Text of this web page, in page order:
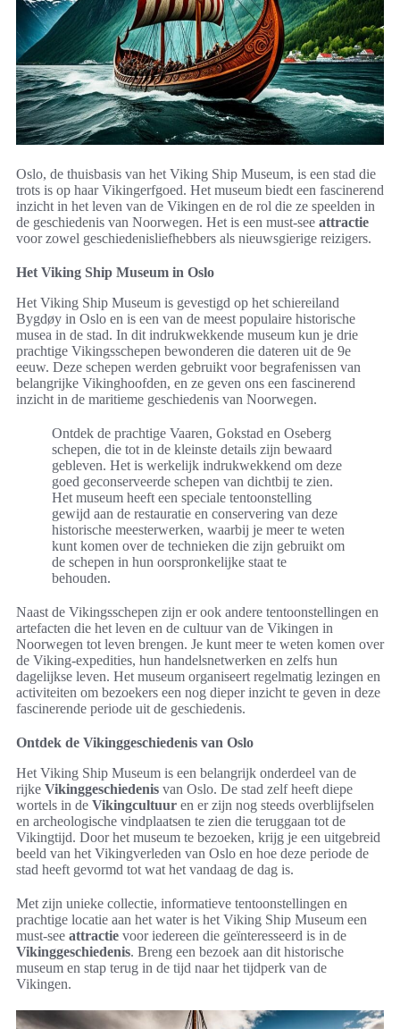
Oslo, de thuisbasis van het Viking Ship Museum, is een stad die
trots is op haar Vikingerfgoed. Het museum biedt een fascinerend
inzicht in het leven van de Vikingen en de rol die ze speelden in
de geschiedenis van Noorwegen. Het is een must-see attractie
voor zowel geschiedenisliefhebbers als nieuwsgierige reizigers.
Het Viking Ship Museum in Oslo
Het Viking Ship Museum is gevestigd op het schiereiland
Bygdøy in Oslo en is een van de meest populaire historische
musea in de stad. In dit indrukwekkende museum kun je drie
prachtige Vikingsschepen bewonderen die dateren uit de 9e
eeuw. Deze schepen werden gebruikt voor begrafenissen van
belangrijke Vikinghoofden, en ze geven ons een fascinerend
inzicht in de maritieme geschiedenis van Noorwegen.
Ontdek de prachtige Vaaren, Gokstad en Oseberg
schepen, die tot in de kleinste details zijn bewaard
gebleven. Het is werkelijk indrukwekkend om deze
goed geconserveerde schepen van dichtbij te zien.
Het museum heeft een speciale tentoonstelling
gewijd aan de restauratie en conservering van deze
historische meesterwerken, waarbij je meer te weten
kunt komen over de technieken die zijn gebruikt om
de schepen in hun oorspronkelijke staat te
behouden.
Naast de Vikingsschepen zijn er ook andere tentoonstellingen en
artefacten die het leven en de cultuur van de Vikingen in
Noorwegen tot leven brengen. Je kunt meer te weten komen over
de Viking-expedities, hun handelsnetwerken en zelfs hun
dagelijkse leven. Het museum organiseert regelmatig lezingen en
activiteiten om bezoekers een nog dieper inzicht te geven in deze
fascinerende periode uit de geschiedenis.
Ontdek de Vikinggeschiedenis van Oslo
Het Viking Ship Museum is een belangrijk onderdeel van de
rijke Vikinggeschiedenis van Oslo. De stad zelf heeft diepe
wortels in de Vikingcultuur en er zijn nog steeds overblijfselen
en archeologische vindplaatsen te zien die teruggaan tot de
Vikingtijd. Door het museum te bezoeken, krijg je een uitgebreid
beeld van het Vikingverleden van Oslo en hoe deze periode de
stad heeft gevormd tot wat het vandaag de dag is.
Met zijn unieke collectie, informatieve tentoonstellingen en
prachtige locatie aan het water is het Viking Ship Museum een
must-see attractie voor iedereen die geïnteresseerd is in de
Vikinggeschiedenis. Breng een bezoek aan dit historische
museum en stap terug in de tijd naar het tijdperk van de
Vikingen.